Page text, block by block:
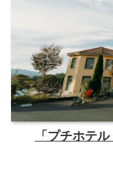
「プチホテ